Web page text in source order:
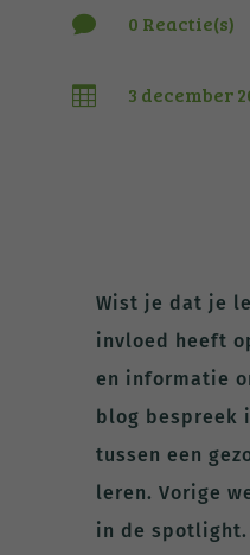
 0 Reactie(s)
 3 december
Wist je dat je
invloed heeft
en informatie
blog bespreek
tussen een
leren. Vorige
in de spotlight.